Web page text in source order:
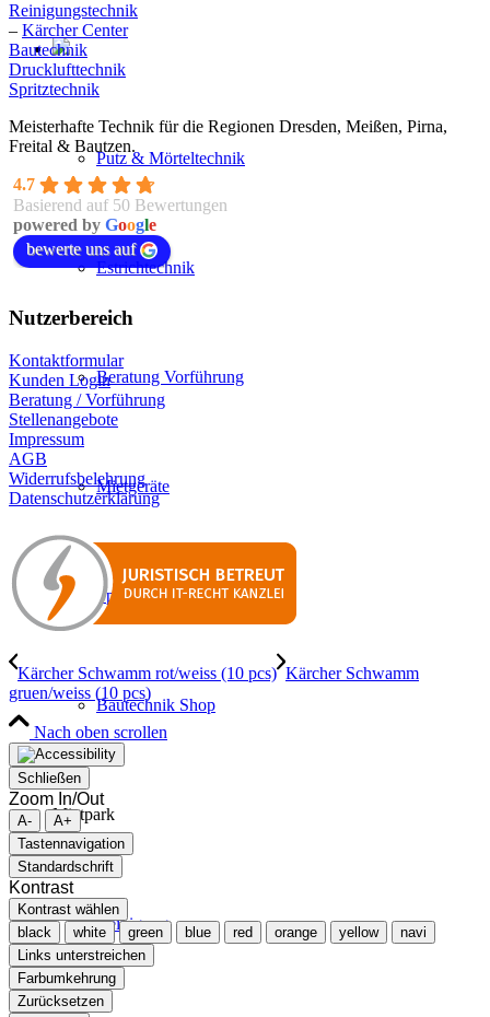
Putz & Mörteltechnik
Estrichtechnik
Beratung Vorführung
Mietgeräte
Spritztechnik
Bautechnik Shop
Mietpark
Reinigung
Reinigungstechnik
– Kärcher Center
Bautechnik
Drucklufttechnik
Spritztechnik
Meisterhafte Technik für die Regionen Dresden, Meißen, Pirna,
Freital & Bautzen.
4.7
Basierend auf 50 Bewertungen
powered by Google
bewerte uns auf
Nutzerbereich
Kontaktformular
Kunden Login
Beratung / Vorführung
Stellenangebote
Impressum
AGB
Widerrufsbelehrung
Datenschutzerklärung
Kärcher Schwamm rot/weiss (10 pcs) Kärcher Schwamm
gruen/weiss (10 pcs)
Nach oben scrollen
Schließen
Zoom In/Out
A-
A+
Tastennavigation
Standardschrift
Kontrast
Kontrast wählen
black
white green blue red orange yellow
navi
Links unterstreichen
Farbumkehrung
Zurücksetzen